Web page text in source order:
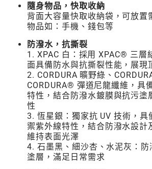
隨身物品，快取收納
背面大容量快取收納袋，可放置
物品如：手機、錢包等
防潑水，抗撕裂
1. XPAC 白：採用 XPAC® 三層
面具備防水與抗撕裂性能，展現
2. CORDURA 曠野綠、
CORDURA® 彈道尼龍纖維，具
特性，結合防潑水鍍膜與抗污塗
性
3. 恆星銀：獨家抗 UV 技術，具
禦紫外線特性，結合防潑水設計
維持表面光澤
4. 石墨黑、細沙杏、水泥灰：
塗層，滿足日常需求